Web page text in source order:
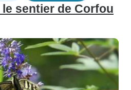
sentier de Corfou